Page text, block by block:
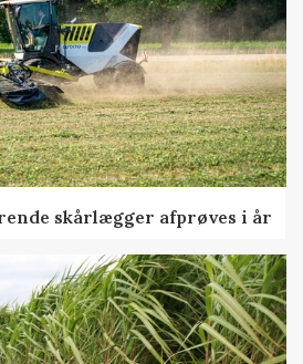
skårlægger afprøves i år